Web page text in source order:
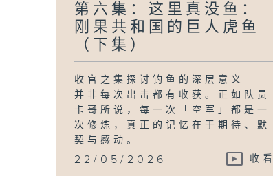
第六集：这里真没鱼：
刚果共和国的巨人虎鱼
（下集）
收官之集探讨钓鱼的深层意义——
并非每次出击都有收获。正如队员
卡哥所说，每一次「空军」都是一
次修炼，真正的记忆在于期待、默
契与感动。
22/05/2026 收看